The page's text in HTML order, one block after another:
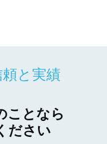
と実績
ことなら
ださい